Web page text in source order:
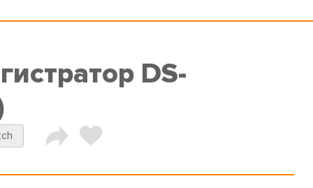
DS-